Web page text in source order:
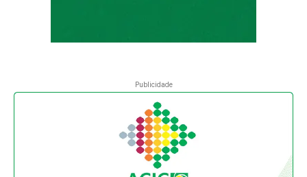
Publicidade